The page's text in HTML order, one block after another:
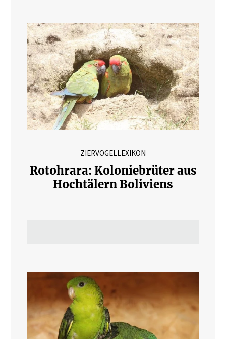
ZIERVOGELLEXIKON
Rotohrara: Koloniebrüter aus
Hochtälern Boliviens